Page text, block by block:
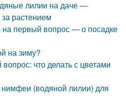
лилии на даче —
растением
первый вопрос — о посадке
на зиму?
что делать с цветами
нимфеи (водяной лилии) для